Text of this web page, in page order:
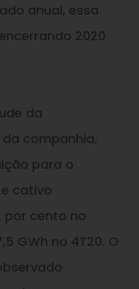
anual, essa
2020
da
companhia,
para o
cativo
por cento no
GWh no 4T20. O